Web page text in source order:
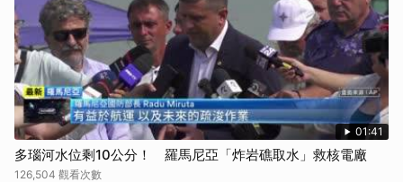
01:41
多瑙河水位剩10公分！ 羅馬尼亞「炸岩礁取水」救核電廠
126,504 觀看次數